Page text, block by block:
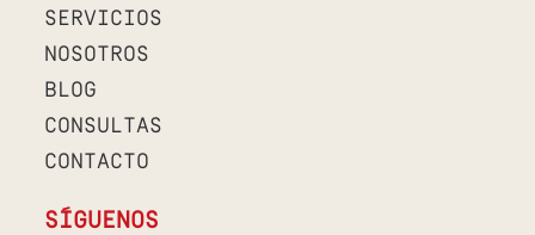
SERVICIOS
NOSOTROS
BLOG
CONSULTAS
CONTACTO
SÍGUENOS